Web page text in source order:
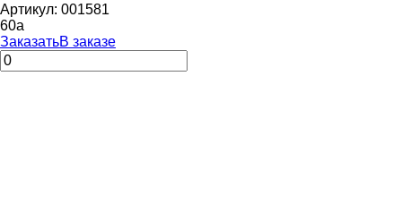
Артикул: 001581
60a
ЗаказатьВ заказе